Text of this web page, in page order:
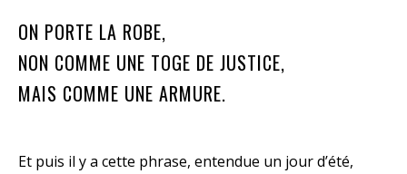
ON PORTE LA ROBE,
NON COMME UNE TOGE DE JUSTICE,
MAIS COMME UNE ARMURE.
Et puis il y a cette phrase, entendue un jour d’été,